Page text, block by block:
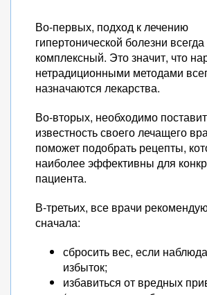
Во-первых, подход к лечению
гипертонической болезни всегда
комплексный. Это значит, что
нетрадиционными методами
назначаются лекарства.
Во-вторых, необходимо
известность своего лечащего
поможет подобрать рецепты,
наиболее эффективны для
пациента.
В-третьих, все врачи
сначала:
сбросить вес, если
избыток;
избавиться от вредных